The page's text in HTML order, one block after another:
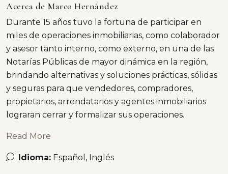
Acerca de Marco Hernández
Durante 15 años tuvo la fortuna de participar en
miles de operaciones inmobiliarias, como colaborador
y asesor tanto interno, como externo, en una de las
Notarías Públicas de mayor dinámica en la región,
brindando alternativas y soluciones prácticas, sólidas
y seguras para que vendedores, compradores,
propietarios, arrendatarios y agentes inmobiliarios
lograran cerrar y formalizar sus operaciones.
Read More
Idioma: Español, Inglés